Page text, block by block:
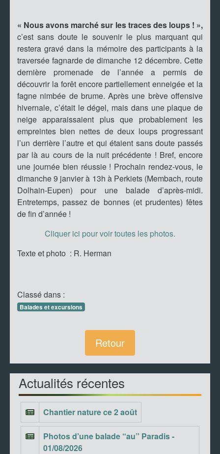
« Nous avons marché sur les traces des loups ! »,
c’est sans doute le souvenir le plus marquant qui
restera gravé dans la mémoire des participants à la
traversée fagnarde de dimanche 12 décembre. Cette
dernière promenade de l’année a permis de
découvrir la forêt encore partiellement enneigée et la
fagne nimbée de brume. Après une brève offensive
hivernale, c’était le dégel, mais dans une plaque de
neige apparaissaient plus que probablement les
empreintes bien nettes de deux loups progressant
l’un derrière l’autre et qui étaient sans doute passés
par là au cours de la nuit précédente ! Bref, encore
une journée bien réussie ! Prochain rendez-vous, le
dimanche 9 janvier à 13h à Perkiets (Membach, route
Dolhain-Eupen) pour une balade d’après-midi.
Entretemps, passez de bonnes (et prudentes) fêtes
de fin d’année !
Cliquer ici pour voir toutes les photos.
Texte et photo : R. Herman
Classé dans :
Balades et excursions
Retour
Actualités récentes
Chantier nature ce 2 août
Photos d’une balade “au” Paradis -
01/08/2026